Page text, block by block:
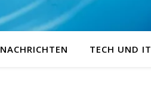
NACHRICHTEN TECH UND IT